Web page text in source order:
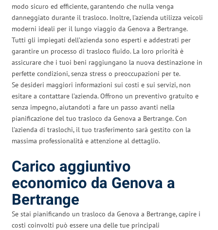
modo sicuro ed efficiente, garantendo che nulla venga
danneggiato durante il trasloco. Inoltre, l’azienda utilizza veicoli
moderni ideali per il lungo viaggio da Genova a Bertrange.
Tutti gli impiegati dell’azienda sono esperti e addestrati per
garantire un processo di trasloco fluido. La loro priorità è
assicurare che i tuoi beni raggiungano la nuova destinazione in
perfette condizioni, senza stress o preoccupazioni per te.
Se desideri maggiori informazioni sui costi e sui servizi, non
esitare a contattare l’azienda. Offrono un preventivo gratuito e
senza impegno, aiutandoti a fare un passo avanti nella
pianificazione del tuo trasloco da Genova a Bertrange. Con
l’azienda di traslochi, il tuo trasferimento sarà gestito con la
massima professionalità e attenzione al dettaglio.
Carico aggiuntivo
economico da Genova a
Bertrange
Se stai pianificando un trasloco da Genova a Bertrange, capire i
costi coinvolti può essere una delle tue principali